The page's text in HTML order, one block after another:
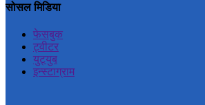
सोसल मिडिया
फेसबुक
ट्वीटर
युट्युब
इन्स्टाग्राम